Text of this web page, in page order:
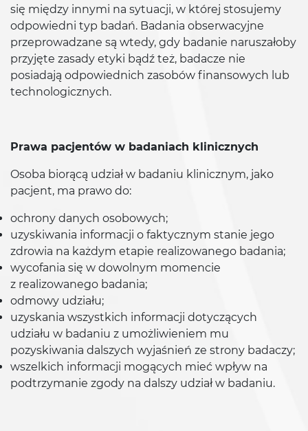
się między innymi na sytuacji, w której stosujemy
odpowiedni typ badań. Badania obserwacyjne
przeprowadzane są wtedy, gdy badanie naruszałoby
przyjęte zasady etyki bądź też, badacze nie
posiadają odpowiednich zasobów finansowych lub
technologicznych.
Prawa pacjentów w badaniach klinicznych
Osoba biorącą udział w badaniu klinicznym, jako
pacjent, ma prawo do:
ochrony danych osobowych;
uzyskiwania informacji o faktycznym stanie jego
zdrowia na każdym etapie realizowanego badania;
wycofania się w dowolnym momencie
z realizowanego badania;
odmowy udziału;
uzyskania wszystkich informacji dotyczących
udziału w badaniu z umożliwieniem mu
pozyskiwania dalszych wyjaśnień ze strony badaczy;
wszelkich informacji mogących mieć wpływ na
podtrzymanie zgody na dalszy udział w badaniu.